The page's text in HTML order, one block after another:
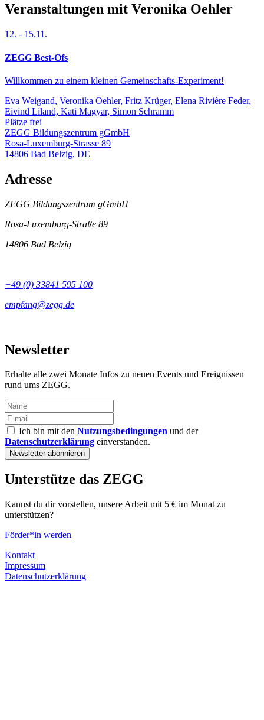
Veranstaltungen mit Veronika Oehler
12. - 15.11.
ZEGG Best-Ofs
Willkommen zu einem kleinen Gemeinschafts-Experiment!
Eva Weigand, Veronika Oehler, Fritz Krüger, Elena Rivière Feder,
Eivind Liland, Kati Magyar, Simon Schramm
Plätze frei
ZEGG Bildungszentrum gGmbH
Rosa-Luxemburg-Strasse 89
14806 Bad Belzig, DE
Adresse
ZEGG Bildungszentrum gGmbH
Rosa-Luxemburg-Straße 89
14806 Bad Belzig
+49 (0) 33841 595 100
Newsletter
Erhalte alle zwei Monate Infos zu neuen Events und Ereignissen
rund ums ZEGG.
Ich bin mit den Nutzungsbedingungen und der
Datenschutzerklärung einverstanden.
Unterstütze das ZEGG
Kannst du dir vorstellen, unsere Arbeit mit 5 € im Monat zu
unterstützen?
Förder*in werden
Kontakt
Impressum
Datenschutzerklärung